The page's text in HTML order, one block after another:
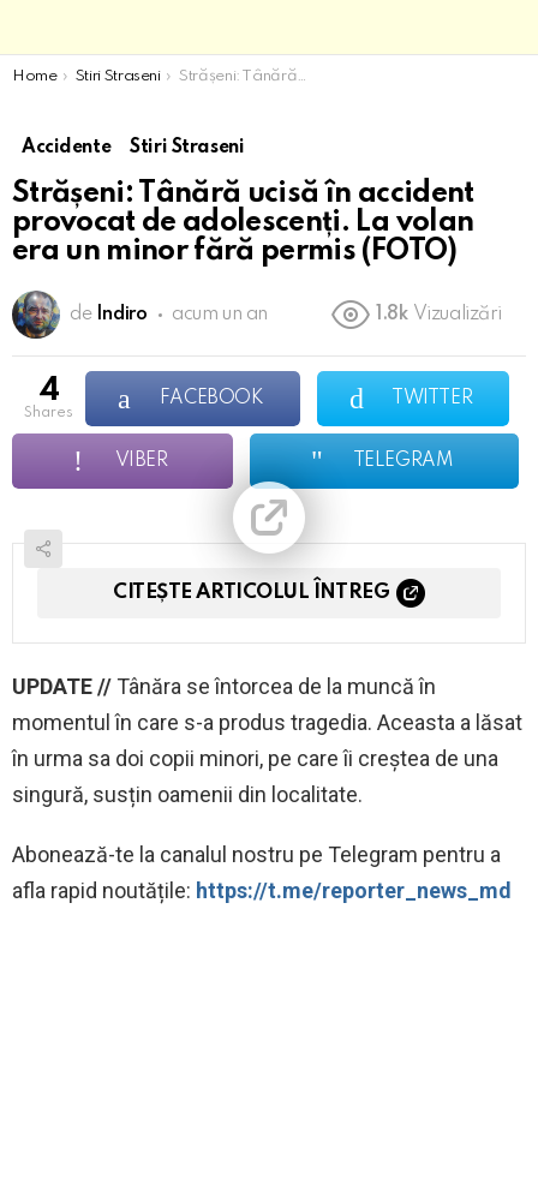
You are here:
Home Stiri Straseni Strășeni: Tânără ucisă în accident provocat de adolescenți. La volan era un minor fără permis (FOTO)
Accidente Stiri Straseni
Strășeni: Tânără ucisă în accident
provocat de adolescenți. La volan
era un minor fără permis (FOTO)
de Indiro acum un an 1.8k Vizualizări
4
shares
FACEBOOK TWITTER
VIBER TELEGRAM
CITEȘTE ARTICOLUL ÎNTREG
UPDATE // Tânăra se întorcea de la muncă în
momentul în care s-a produs tragedia. Aceasta a lăsat
în urma sa doi copii minori, pe care îi creștea de una
singură, susțin oamenii din localitate.
‍Abonează-te la canalul nostru pe Telegram pentru a
afla rapid noutățile: https://t.me/reporter_news_md